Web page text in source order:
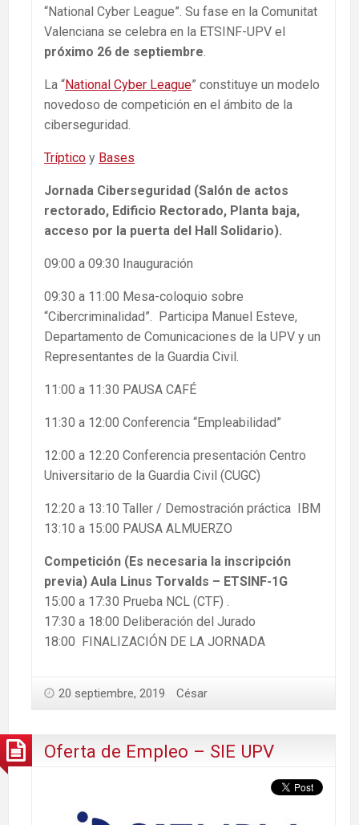
“National Cyber League”. Su fase en la Comunitat
Valenciana se celebra en la ETSINF-UPV el
próximo 26 de septiembre
La “National Cyber League” constituye un modelo
novedoso de competición en el ámbito de la
ciberseguridad.
Tríptico y Bases
Jornada Ciberseguridad (Salón de actos
rectorado, Edificio Rectorado, Planta baja,
acceso por la puerta del Hall Solidario).
09:00 a 09:30 Inauguración
09:30 a 11:00 Mesa-coloquio sobre
“Cibercriminalidad”. Participa Manuel Esteve,
Departamento de Comunicaciones de la UPV y un
Representantes de la Guardia Civil.
11:00 a 11:30 PAUSA CAFÉ
11:30 a 12:00 Conferencia “Empleabilidad”
12:00 a 12:20 Conferencia presentación Centro
Universitario de la Guardia Civil (CUGC)
12:20 a 13:10 Taller / Demostración práctica IBM
13:10 a 15:00 PAUSA ALMUERZO
Competición (Es necesaria la inscripción
previa) Aula Linus Torvalds – ETSINF-1G
15:00 a 17:30 Prueba NCL (CTF) .
17:30 a 18:00 Deliberación del Jurado
18:00 FINALIZACIÓN DE LA JORNADA
20 septiembre, 2019 César
Oferta de Empleo – SIE UPV